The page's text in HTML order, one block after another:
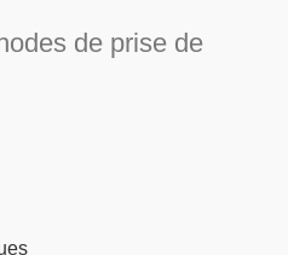
de prise de